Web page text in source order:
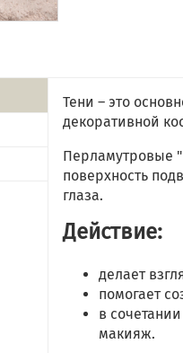
Тени – это
декоративной
Перламутровые
поверхность
глаза.
Действие:
делает
помогает
в
макияж.